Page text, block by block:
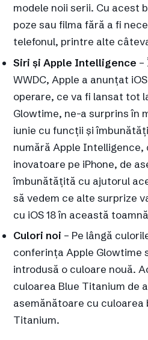
modele noii serii. Cu acest
poze sau filma fără a fi
telefonul, printre alte
Siri și Apple Intelligence –
WWDC, Apple a anunțat
operare, ce va fi lansat tot
Glowtime, ne-a surprins în
iunie cu funcții și
numără Apple
inovatoare pe iPhone, de
îmbunătățită cu ajutorul
să vedem ce alte surprize
cu iOS 18 în această
Culori noi – Pe lângă
conferința Apple Glowtime
introdusă o culoare nouă.
culoarea Blue Titanium de
asemănătoare cu culoarea
Titanium.